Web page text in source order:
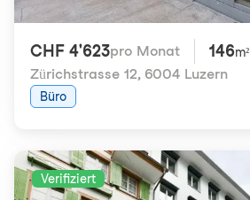
CHF 4'623pro Monat 146m²
Zürichstrasse 12, 6004 Luzern
Büro
Verifiziert